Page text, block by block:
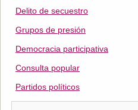
Delito de secuestro
Grupos de presión
Democracia participativa
Consulta popular
Partidos políticos